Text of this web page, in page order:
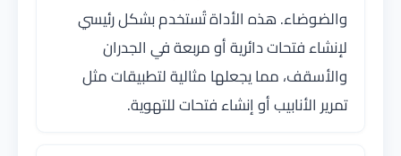
والضوضاء. هذه الأداة تُستخدم بشكل رئيسي
لإنشاء فتحات دائرية أو مربعة في الجدران
والأسقف، مما يجعلها مثالية لتطبيقات مثل
تمرير الأنابيب أو إنشاء فتحات للتهوية.